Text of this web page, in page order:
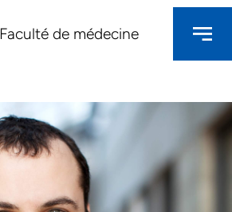
Faculté de médecine